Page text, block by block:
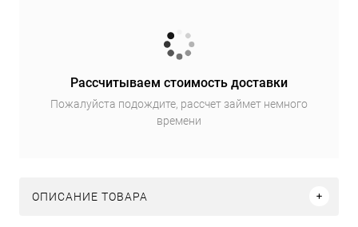
Рассчитываем стоимость доставки
Пожалуйста подождите, рассчет займет немного
времени
ОПИСАНИЕ ТОВАРА